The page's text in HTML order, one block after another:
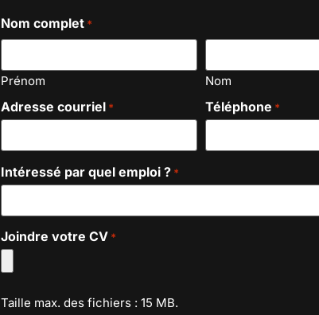
Nom complet *
Prénom Nom
Adresse courriel * Téléphone *
Intéressé par quel emploi ? *
Joindre votre CV *
Taille max. des fichiers : 15 MB.